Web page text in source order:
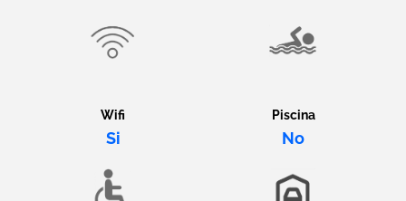
Wifi
Si
Piscina
No